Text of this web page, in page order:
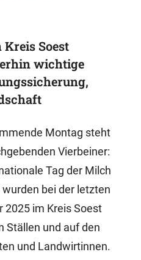
Soest
wichtige
Montag steht
Vierbeiner:
Tag der Milch
bei der letzten
2025 im Kreis Soest
Ställen und auf den
und Landwirtinnen.